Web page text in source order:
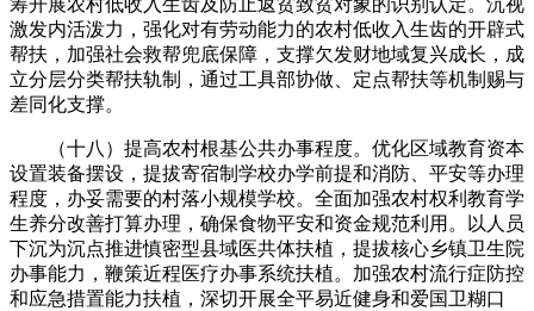
激发内活泼力，强化对有劳动能力的农村低收入生齿的开辟式
帮扶，加强社会救帮兜底保障，支撑欠发财地域复兴成长，成
立分层分类帮扶轨制，通过工具部协做、定点帮扶等机制赐与
差同化支撑。
（十八）提高农村根基公共办事程度。优化区域教育资本
设置装备摆设，提拔寄宿制学校办学前提和消防、平安等办理
程度，办妥需要的村落小规模学校。全面加强农村权利教育学
生养分改善打算办理，确保食物平安和资金规范利用。以人员
下沉为沉点推进慎密型县域医共体扶植，提拔核心乡镇卫生院
办事能力，鞭策近程医疗办事系统扶植。加强农村流行症防控
和应急措置能力扶植，深切开展全平易近健身和爱国卫糊口